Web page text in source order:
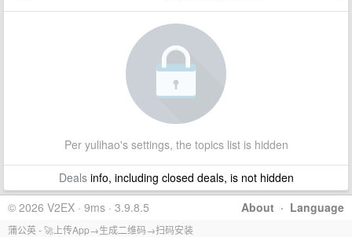
Per yulihao's settings, the topics list is hidden
Dealsinfo, including closed deals, is not hidden
About · Language
© 2026 V2EX · 9ms · 3.9.8.5
蒲公英 - 🚀上传App→生成二维码→扫码安装